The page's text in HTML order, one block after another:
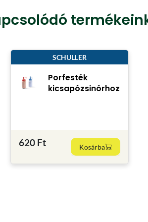
SCHULLER
Porfesték
kicsapózsinórhoz
620 Ft Kosárba